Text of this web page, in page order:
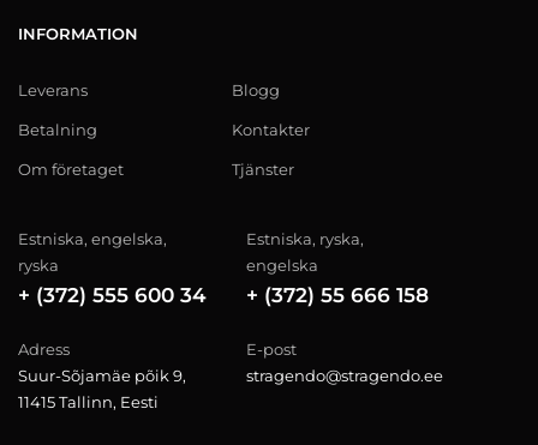
INFORMATION
Leverans
Betalning
Om företaget
Blogg
Kontakter
Tjänster
Estniska, engelska,
ryska
+ (372) 555 600 34
Estniska, ryska,
engelska
+ (372) 55 666 158
Adress
Suur-Sõjamäe põik 9,
11415 Tallinn, Eesti
E-post
stragendo@stragendo.ee